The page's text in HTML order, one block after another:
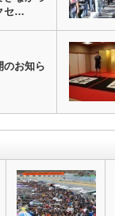
セ…
のお知ら